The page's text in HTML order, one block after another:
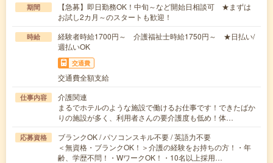
期間
【急募】即日勤務OK！中旬～など開始日相談可 ★まずは
お試し2カ月～のスタートも歓迎！
時給
経験者時給1700円～ 介護福祉士時給1750円～ ★日払い/
週払いOK
交通費
交通費全額支給
仕事内容
介護関連
まるでホテルのような施設で働けるお仕事です！できたばか
りの施設が多く、利用者さんの要介護度も低め！体…
応募資格
ブランクOK / パソコンスキル不要 / 英語力不要
＜無資格・ブランクOK！＞介護の経験をお持ちの方！・年
齢、学歴不問！・WワークOK！・10名以上採用…